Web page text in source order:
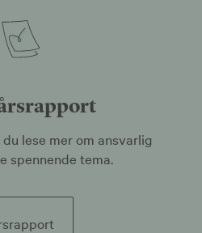
lese mer om ansvarlig
spennende tema.